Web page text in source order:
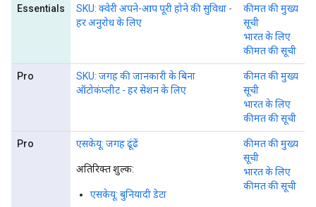
Essentials
SKU: क्वेरी अपने-आप पूरी होने की सुविधा -
हर अनुरोध के लिए
कीमत की मुख्य
सूची
भारत के लिए
कीमत की सूची
Pro
SKU: जगह की जानकारी के बिना
ऑटोकंप्लीट - हर सेशन के लिए
कीमत की मुख्य
सूची
भारत के लिए
कीमत की सूची
Pro एसकेयू: जगह ढूंढें
अतिरिक्त शुल्क:
एसकेयू: बुनियादी डेटा
कीमत की मुख्य
सूची
भारत के लिए
कीमत की सूची